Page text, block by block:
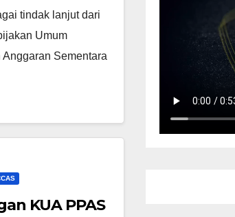
tindak lanjut dari
Umum
Sementara
KUA PPAS